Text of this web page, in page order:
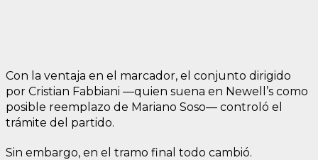
Con la ventaja en el marcador, el conjunto dirigido
por Cristian Fabbiani —quien suena en Newell’s como
posible reemplazo de Mariano Soso— controló el
trámite del partido.
Sin embargo, en el tramo final todo cambió.